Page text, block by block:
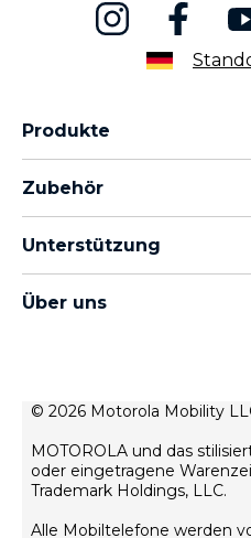
Produkte
moto g Familie
thinkphone by motorola
Zubehör
moto tag
Unterstützung
Meine Bestellungen
Reparaturstatus
Wiederherstellung und
motorola impressum
Über uns
Verkaufsbedingungen
Datenschutz
Innovation
Rekrutierung
© 2026 Motorola Mobility
MOTOROLA und das
oder eingetragene
Trademark Holdings, LLC.
Alle Mobiltelefone werden